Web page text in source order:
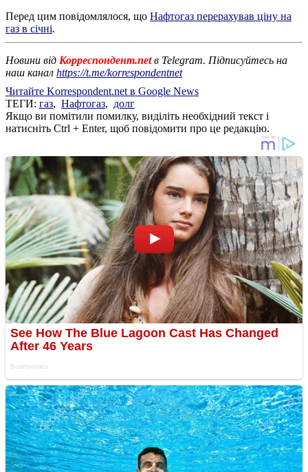
Перед цим повідомлялося, що Нафтогаз перерахував ціну на
газ в січні.
Новини від Корреспондент.netв Telegram. Підписуйтесь на
наш канал https://t.me/korrespondentnet
Читайте Korrespondent.net в Google News
ТЕГИ: газ, Нафтогаз, долг
Якщо ви помітили помилку, виділіть необхідний текст і
натисніть Ctrl + Enter, щоб повідомити про це редакцію.